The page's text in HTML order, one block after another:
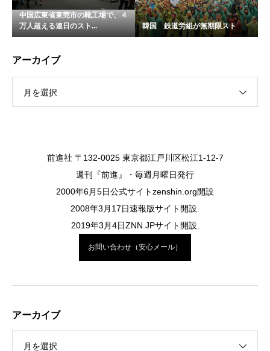
中国広東省東莞市の靴工場で、４
万人超える連日のスト...
韓国 鉄道労組が無期限スト
アーカイブ
月を選択
前進社 〒132-0025 東京都江戸川区松江1-12-7
週刊『前進』・毎週月曜日発行
2000年6月5日公式サイトzenshin.org開設
2008年3月17日速報版サイト開設.
2019年3月4日ZNN.JPサイト開設.
お問い合わせ（安心メール）
アーカイブ
月を選択